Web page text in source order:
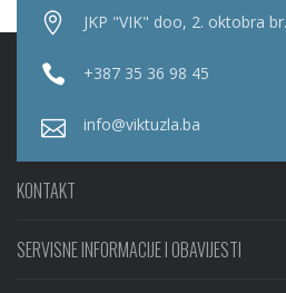
JKP "VIK" doo, 2. oktobra
+387 35 36 98 45
info@viktuzla.ba
KONTAKT
SERVISNE INFORMACIJE I OBAVIJESTI